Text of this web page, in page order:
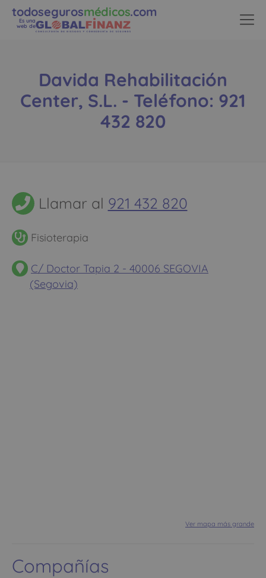
todosegurosmédicos.com
Es una
web de
Davida Rehabilitación
Center, S.L. - Teléfono: 921
432 820
Llamar al 921 432 820
Fisioterapia
C/ Doctor Tapia 2 - 40006 SEGOVIA
(Segovia)
Ver mapa más grande
Compañías